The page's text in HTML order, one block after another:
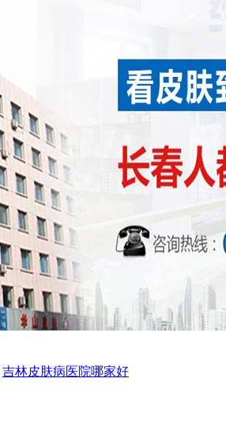
吉林皮肤病医院哪家好